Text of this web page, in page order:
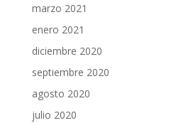
marzo 2021
enero 2021
diciembre 2020
septiembre 2020
agosto 2020
julio 2020